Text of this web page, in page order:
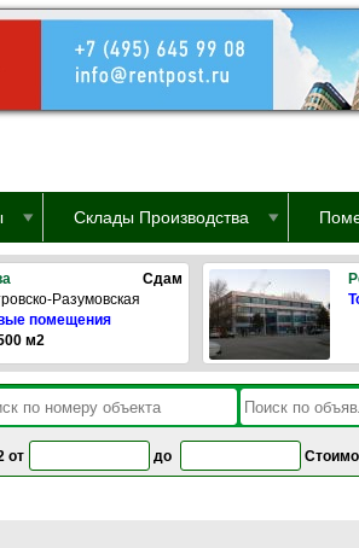
Склады Производства
Сдам
Разумовская
помещения
м2
от до